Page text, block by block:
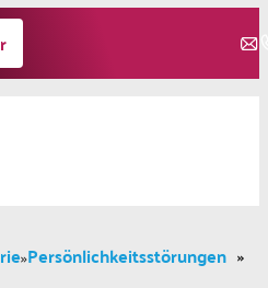
»Persönlichkeitsstörungen »